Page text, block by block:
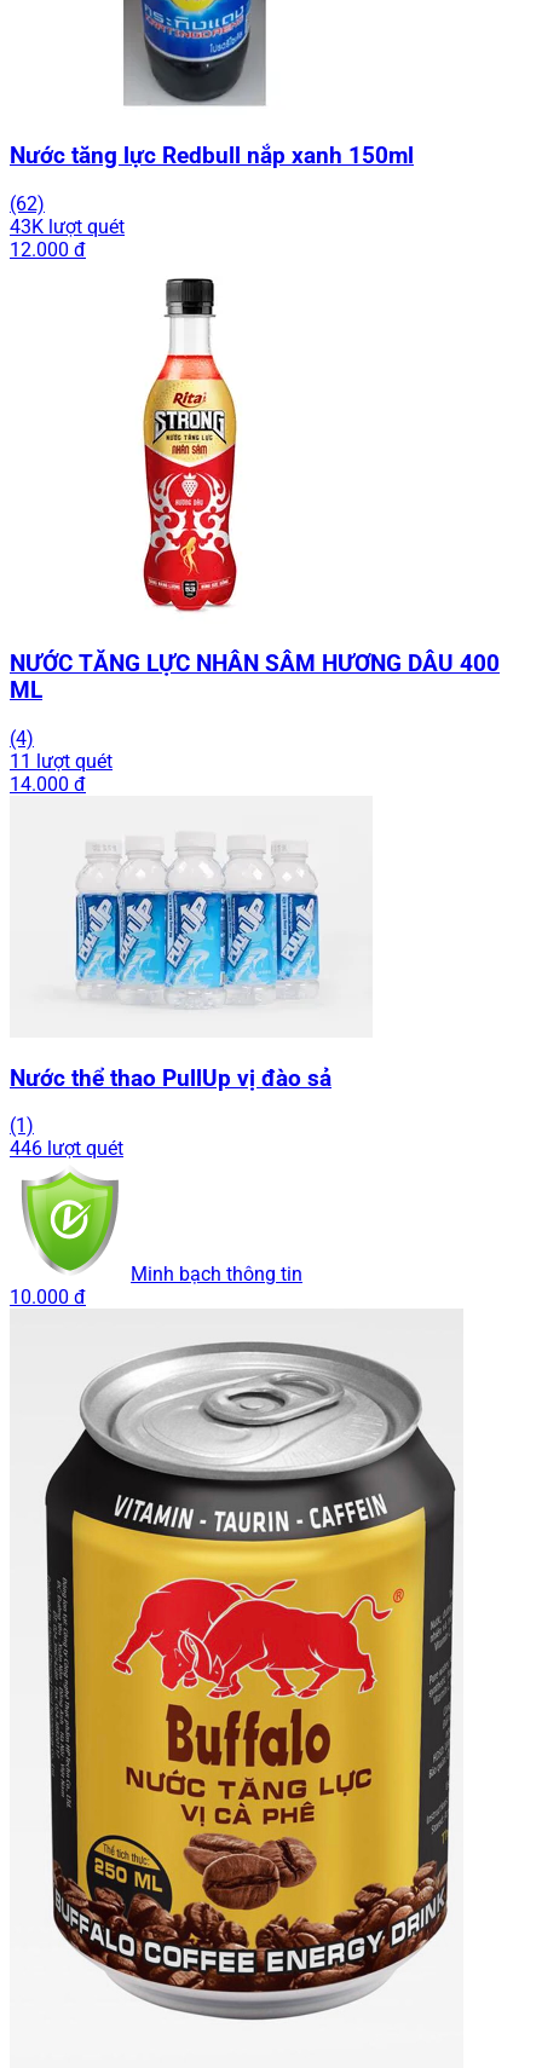
Nước tăng lực Redbull nắp xanh 150ml
(62)
43K lượt quét
12.000 đ
NƯỚC TĂNG LỰC NHÂN SÂM HƯƠNG DÂU 400
ML
(4)
11 lượt quét
14.000 đ
Nước thể thao PullUp vị đào sả
(1)
446 lượt quét
Minh bạch thông tin
10.000 đ